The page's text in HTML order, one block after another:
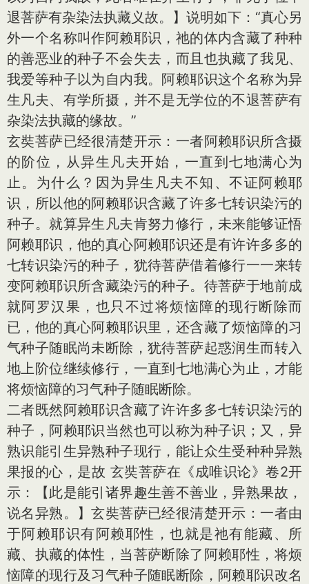
退菩萨有杂染法执藏义故。】说明如下：“真心另
外一个名称叫作阿赖耶识，祂的体内含藏了种种
的善恶业的种子不会失去，而且也执藏了我见、
我爱等种子以为自内我。阿赖耶识这个名称为异
生凡夫、有学所摄，并不是无学位的不退菩萨有
杂染法执藏的缘故。”
玄奘菩萨已经很清楚开示：一者阿赖耶识所含摄
的阶位，从异生凡夫开始，一直到七地满心为
止。为什么？因为异生凡夫不知、不证阿赖耶
识，所以他的阿赖耶识含藏了许多七转识染污的
种子。就算异生凡夫肯努力修行，未来能够证悟
阿赖耶识，他的真心阿赖耶识还是有许许多多的
七转识染污的种子，犹待菩萨借着修行一一来转
变阿赖耶识所含藏染污的种子。待菩萨于地前成
就阿罗汉果，也只不过将烦恼障的现行断除而
已，他的真心阿赖耶识里，还含藏了烦恼障的习
气种子随眠尚未断除，犹待菩萨起惑润生而转入
地上阶位继续修行，一直到七地满心为止，才能
将烦恼障的习气种子随眠断除。
二者既然阿赖耶识含藏了许许多多七转识染污的
种子，阿赖耶识当然也可以称为种子识；又，异
熟识能引生异熟种子现行，能让众生受种种异熟
果报的心，是故 玄奘菩萨在《成唯识论》卷2开
示：【此是能引诸界趣生善不善业，异熟果故，
说名异熟。】玄奘菩萨已经很清楚开示：一者由
于阿赖耶识有阿赖耶性，也就是祂有能藏、所
藏、执藏的体性，当菩萨断除了阿赖耶性，将烦
恼障的现行及习气种子随眠断除，阿赖耶识改名